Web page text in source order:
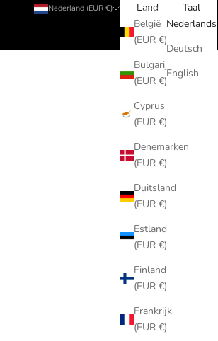
Nederland (EUR €)
Land
België
(EUR €)
Bulgarije
(EUR €)
Cyprus
(EUR €)
Denemarken
(EUR €)
Duitsland
(EUR €)
Estland
(EUR €)
Finland
(EUR €)
Frankrijk
(EUR €)
Nederlands
Taal
Nederlands
Deutsch
English